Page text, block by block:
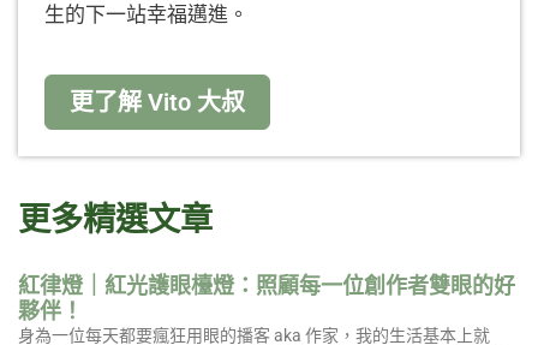
生的下一站幸福邁進。
更了解 Vito 大叔
更多精選文章
紅律燈｜紅光護眼檯燈：照顧每一位創作者雙眼的好
夥伴！
身為一位每天都要瘋狂用眼的播客 aka 作家，我的生活基本上就